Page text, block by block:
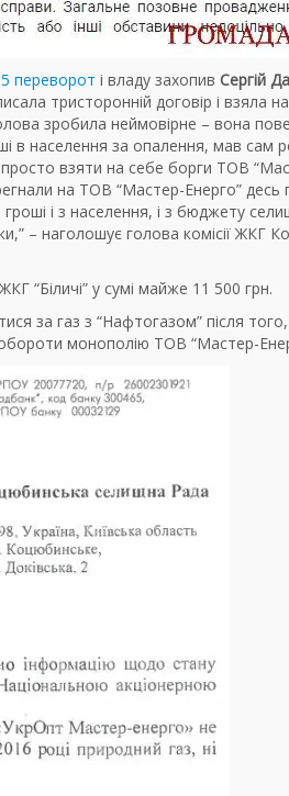
переворот і владу захопив Сергій
тристоронній договір і взяла
зробила неймовірне – вона
в населення за опалення, мав сам
взяти на себе борги ТОВ
на ТОВ “Мастер-Енерго”
і з населення, і з бюджету
– наголошує голова комісії ЖКГ
“Біличі” у сумі майже 11 500 грн.
за газ з “Нафтогазом” після
монополію ТОВ “Мастер-